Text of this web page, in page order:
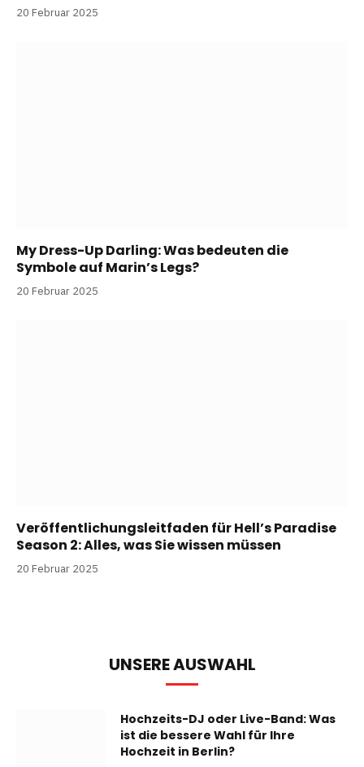
20 Februar 2025
My Dress-Up Darling: Was bedeuten die
Symbole auf Marin’s Legs?
20 Februar 2025
Veröffentlichungsleitfaden für Hell’s Paradise
Season 2: Alles, was Sie wissen müssen
20 Februar 2025
UNSERE AUSWAHL
Hochzeits-DJ oder Live-Band: Was
ist die bessere Wahl für Ihre
Hochzeit in Berlin?